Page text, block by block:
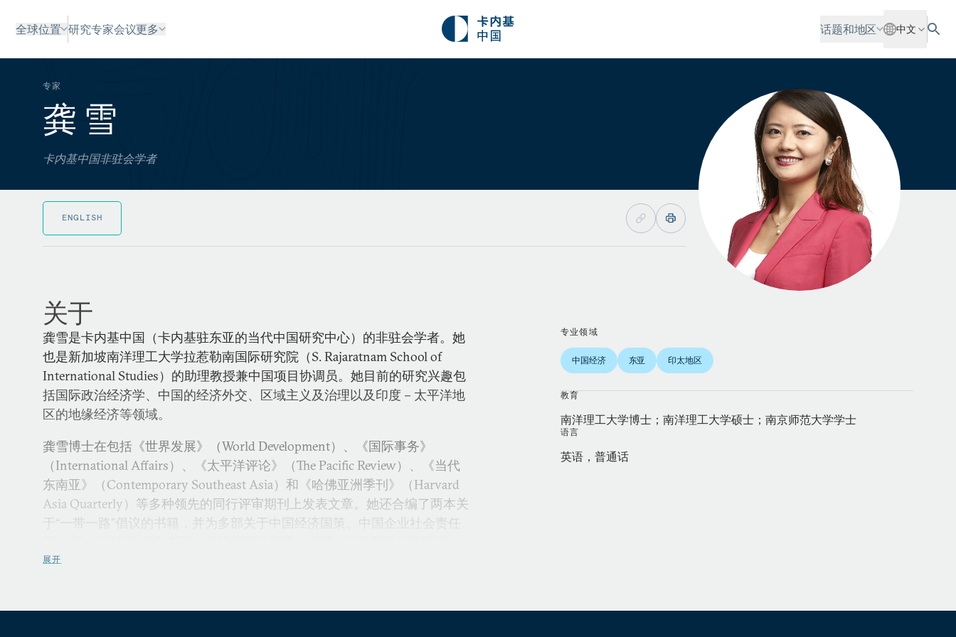
全球位置 研究专家会议更多 话题和地区 中文
专家
龚 雪
卡内基中国非驻会学者
ENGLISH
关于
龚雪是卡内基中国（卡内基驻东亚的当代中国研究中心）的非驻会学者。她
也是新加坡南洋理工大学拉惹勒南国际研究院（S. Rajaratnam School of
International Studies）的助理教授兼中国项目协调员。她目前的研究兴趣包
括国际政治经济学、中国的经济外交、区域主义及治理以及印度－太平洋地
区的地缘经济等领域。
龚雪博士在包括《世界发展》（World Development）、《国际事务》
（International Affairs）、《太平洋评论》（The Pacific Review）、《当代
东南亚》（Contemporary Southeast Asia）和《哈佛亚洲季刊》（Harvard
Asia Quarterly）等多种领先的同行评审期刊上发表文章。她还合编了两本关
于“一带一路”倡议的书籍，并为多部关于中国经济国策、中国企业社会责任
撰写了多篇评论文章、政策及工作论文。
展开
专业领域
中国经济 东亚 印太地区
教育
南洋理工大学博士；南洋理工大学硕士；南京师范大学学士
语言
英语，普通话